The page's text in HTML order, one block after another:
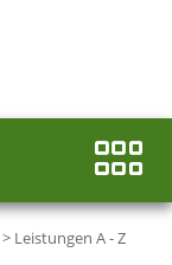
> Leistungen A - Z